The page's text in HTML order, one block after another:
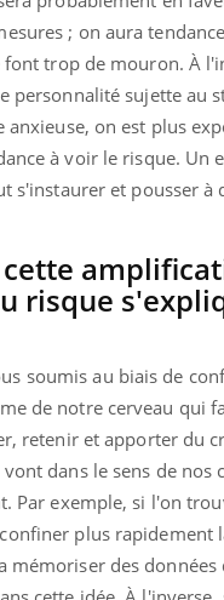
; on aura
font trop de mouron. À
personnalité sujette au
anxieuse, on est plus
à voir le risque. Un
s'instaurer et pousser à
risque
soumis au biais de
de notre cerveau qui
retenir et apporter du
dans le sens de nos
Par exemple, si l'on
plus rapidement
mémoriser des